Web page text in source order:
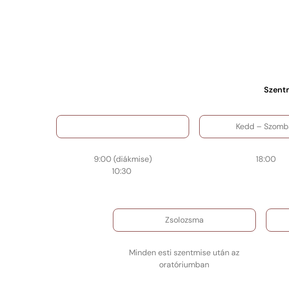
Kedd –
9:00 (diákmise)
10:30
18:00
Zsolozsma
Minden esti szentmise után az
oratóriumban